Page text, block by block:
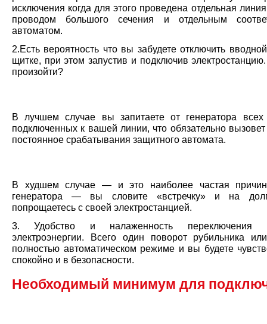
исключения когда для этого проведена отдельная
проводом большого сечения и отдельным
автоматом.
2.Есть вероятность что вы забудете отключить
щитке, при этом запустив и подключив
произойти?
В лучшем случае вы запитаете от генератора всех
подключенных к вашей линии, что обязательно вызовет
постоянное срабатывания защитного автомата.
В худшем случае — и это наиболее частая
генератора — вы словите «встречку» и на
попрощаетесь с своей электростанцией.
3. Удобство и налаженность переключения
электроэнергии. Всего один поворот рубильника
полностью автоматическом режиме и вы будете
спокойно и в безопасности.
Необходимый минимум для